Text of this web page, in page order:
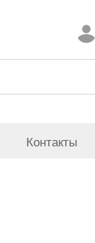
Контакты